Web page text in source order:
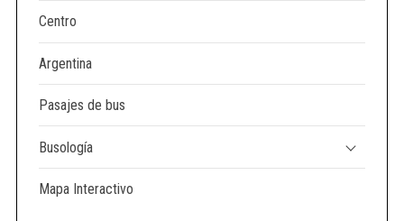
Centro
Argentina
Pasajes de bus
Busología
Mapa Interactivo